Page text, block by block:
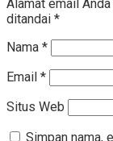
Alamat email
ditandai *
Nama *
Email *
Situs Web
Simpan nama,